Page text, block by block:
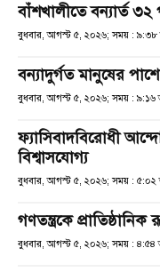
বাঁশখালীতে বন্যার্ত
বুধবার, আগস্ট ৫, ২০২৬; সময় : ৯:৩৮
বন্যাদুর্গত মানুষের
বুধবার, আগস্ট ৫, ২০২৬; সময় : ৯:১৬
ফ্যাসিবাদবিরোধী
বিশ্বাসযোগ্য
বুধবার, আগস্ট ৫, ২০২৬; সময় : ৫:০২
গণতন্ত্রকে
বুধবার, আগস্ট ৫, ২০২৬; সময় : ৪:৫৪